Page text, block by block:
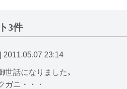
3件
| 2011.05.07 23:14
世話になりました｡
ガニ・・・